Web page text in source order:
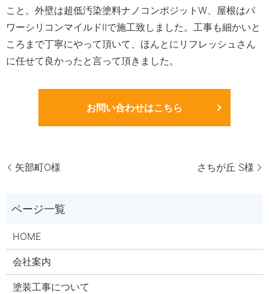
こと。外壁は超低汚染塗料ナノコンポジットW、屋根はパ
ワーシリコンマイルドⅡで施工致しました。工事も細かいと
ころまで丁寧にやって頂いて、ほんとにリフレッシュさん
に任せて良かったと言って頂きました。
お問い合わせはこちら
矢部町O様 さちが丘 S様
HOME
会社案内
塗装工事について